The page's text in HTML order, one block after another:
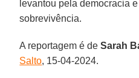
levantou pela democracia
sobrevivência.
A reportagem é deSarah
Salto, 15-04-2024.